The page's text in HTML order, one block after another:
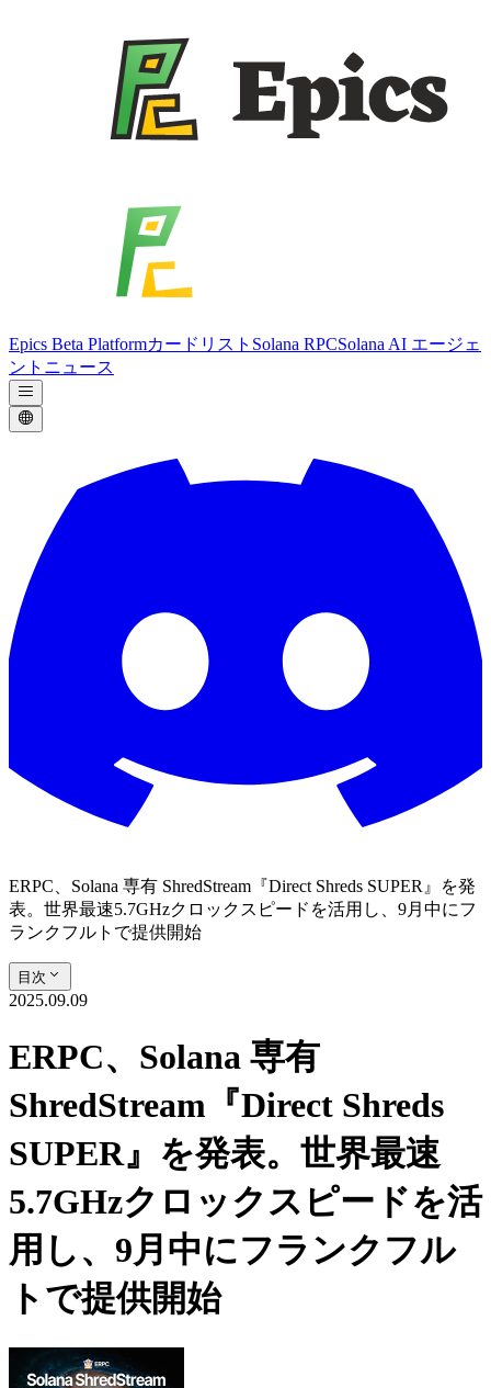
Epics Beta Platformカードリスト Solana RPCSolana AI エージェ
ント ニュース
ERPC、Solana 専有 ShredStream『Direct Shreds SUPER』を発
表。世界最速5.7GHzクロックスピードを活用し、9月中にフ
ランクフルトで提供開始
目次
2025.09.09
ERPC、Solana 専有
ShredStream『Direct Shreds
SUPER』を発表。世界最速
5.7GHzクロックスピードを活
用し、9月中にフランクフル
トで提供開始